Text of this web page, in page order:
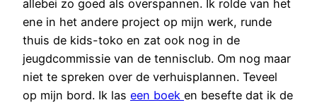
allebei zo goed als overspannen. Ik rolde van het
ene in het andere project op mijn werk, runde
thuis de kids-toko en zat ook nog in de
jeugdcommissie van de tennisclub. Om nog maar
niet te spreken over de verhuisplannen. Teveel
op mijn bord. Ik las een boek en besefte dat ik de